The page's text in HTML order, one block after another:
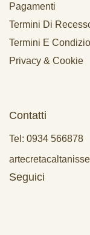
Pagamenti
Termini Di
Termini E
Privacy & Cookie
Contatti
Tel: 0934 566878
Seguici